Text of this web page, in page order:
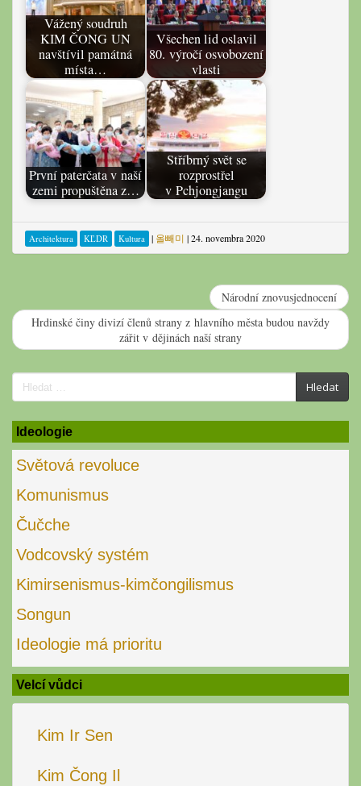
Vážený soudruh
KIM ČONG UN
navštívil památná
místa…
Všechen lid oslavil
80. výročí osvobození
vlasti
První paterčata v naší
zemi propuštěna z…
Stříbrný svět se
rozprostřel
v Pchjongjangu
Architektura KĽDR Kultura | 올빼미 |24. novembra 2020
Národní znovusjednocení
Hrdinské činy divizí členů strany z hlavního města budou navždy
zářit v dějinách naší strany
Search
for:
Hledat
Ideologie
Světová revoluce
Komunismus
Čučche
Vodcovský systém
Kimirsenismus-kimčongilismus
Songun
Ideologie má prioritu
Velcí vůdci
Kim Ir Sen
Kim Čong Il